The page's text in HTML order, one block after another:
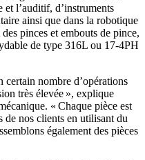
l’auditif, d’instruments
ainsi que dans la robotique
pinces et embouts de pince,
de type 316L ou 17-4PH
certain nombre d’opérations
très élevée », explique
« Chaque pièce est
de nos clients en utilisant du
également des pièces